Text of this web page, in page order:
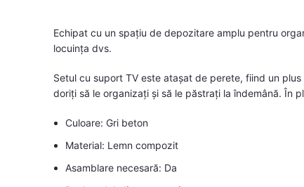
Echipat cu un spațiu de depozitare amplu pentru
locuința dvs.
Setul cu suport TV este atașat de perete, fiind un
doriți să le organizați și să le păstrați la îndemână. În
Culoare: Gri beton
Material: Lemn compozit
Asamblare necesară: Da